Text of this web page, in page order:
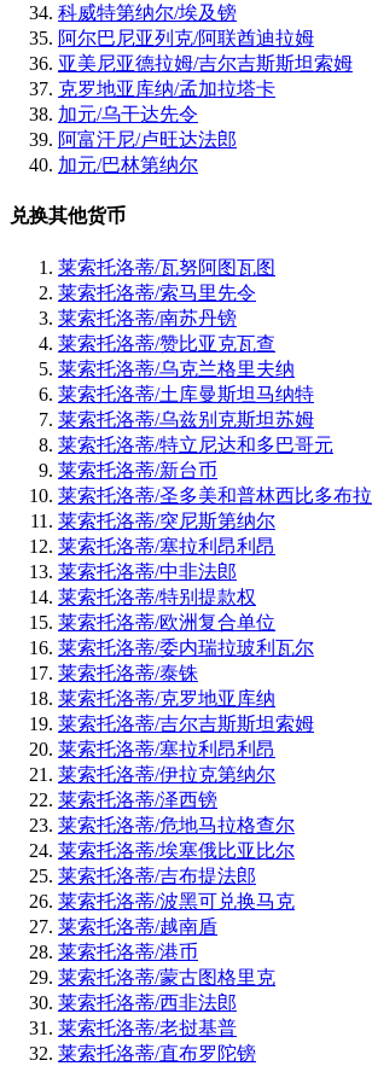
科威特第纳尔/埃及镑
阿尔巴尼亚列克/阿联酋迪拉姆
亚美尼亚德拉姆/吉尔吉斯斯坦索姆
克罗地亚库纳/孟加拉塔卡
加元/乌干达先令
阿富汗尼/卢旺达法郎
加元/巴林第纳尔
兑换其他货币
莱索托洛蒂/瓦努阿图瓦图
莱索托洛蒂/索马里先令
莱索托洛蒂/南苏丹镑
莱索托洛蒂/赞比亚克瓦查
莱索托洛蒂/乌克兰格里夫纳
莱索托洛蒂/土库曼斯坦马纳特
莱索托洛蒂/乌兹别克斯坦苏姆
莱索托洛蒂/特立尼达和多巴哥元
莱索托洛蒂/新台币
莱索托洛蒂/圣多美和普林西比多布拉
莱索托洛蒂/突尼斯第纳尔
莱索托洛蒂/塞拉利昂利昂
莱索托洛蒂/中非法郎
莱索托洛蒂/特别提款权
莱索托洛蒂/欧洲复合单位
莱索托洛蒂/委内瑞拉玻利瓦尔
莱索托洛蒂/泰铢
莱索托洛蒂/克罗地亚库纳
莱索托洛蒂/吉尔吉斯斯坦索姆
莱索托洛蒂/塞拉利昂利昂
莱索托洛蒂/伊拉克第纳尔
莱索托洛蒂/泽西镑
莱索托洛蒂/危地马拉格查尔
莱索托洛蒂/埃塞俄比亚比尔
莱索托洛蒂/吉布提法郎
莱索托洛蒂/波黑可兑换马克
莱索托洛蒂/越南盾
莱索托洛蒂/港币
莱索托洛蒂/蒙古图格里克
莱索托洛蒂/西非法郎
莱索托洛蒂/老挝基普
莱索托洛蒂/直布罗陀镑